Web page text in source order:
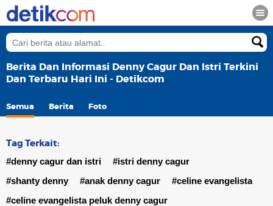
Berita Dan Informasi Denny Cagur Dan Istri Terkini
Dan Terbaru Hari Ini - Detikcom
Semua Berita Foto
Tag Terkait:
#denny cagur dan istri
#istri denny cagur
#shanty denny
#anak denny cagur
#celine evangelista
#celine evangelista peluk denny cagur